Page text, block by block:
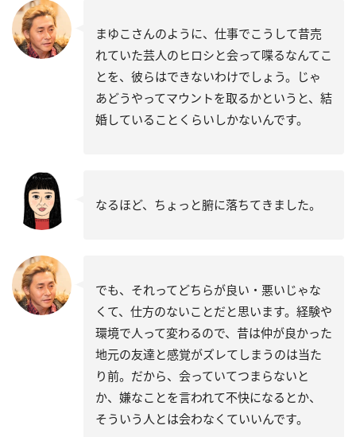
まゆこさんのように、仕事でこうして昔売
れていた芸人のヒロシと会って喋るなんてこ
とを、彼らはできないわけでしょう。じゃ
あどうやってマウントを取るかというと、結
婚していることくらいしかないんです。
なるほど、ちょっと腑に落ちてきました。
でも、それってどちらが良い・悪いじゃな
くて、仕方のないことだと思います。経験や
環境で人って変わるので、昔は仲が良かった
地元の友達と感覚がズレてしまうのは当た
り前。だから、会っていてつまらないと
か、嫌なことを言われて不快になるとか、
そういう人とは会わなくていいんです。